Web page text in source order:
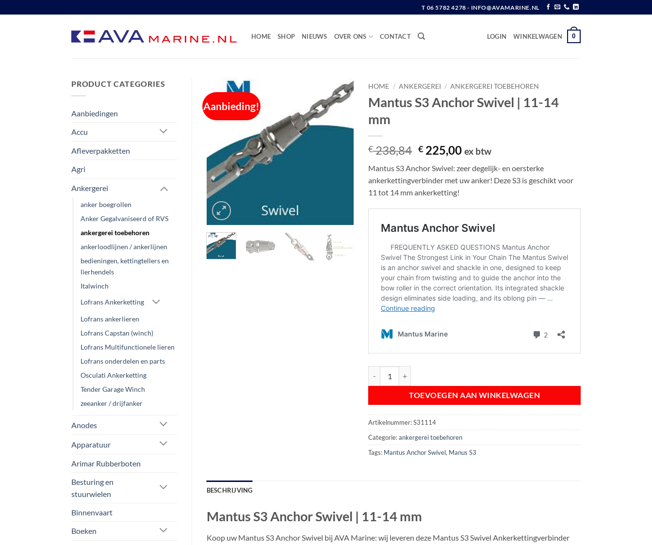
naar
T 06 5782 4278 - INFO@AVAMARINE.NL
HOME SHOP NIEUWS OVER ONS CONTACT LOGIN WINKELWAGEN 0
PRODUCT CATEGORIES
Aanbiedingen
Accu
Afleverpakketten
Agri
Ankergerei
anker boegrollen
Anker Gegalvaniseerd of RVS
ankergerei toebehoren
ankerloodlijnen / ankerlijnen
bedieningen, kettingtellers en
lierhendels
Italwinch
Lofrans Ankerketting
Lofrans ankerlieren
Lofrans Capstan (winch)
Lofrans Multifunctionele lieren
Lofrans onderdelen en parts
Osculati Ankerketting
Tender Garage Winch
zeeanker / drijfanker
Anodes
Apparatuur
Arimar Rubberboten
Besturing en
stuurwielen
Binnenvaart
Boeken
Aanbieding!
HOME / ANKERGEREI / ANKERGEREI TOEBEHOREN
Mantus S3 Anchor Swivel | 11-14
mm
€238,84 Oorspronkelijke
was:
€ 238,84.
€225,00Huidige
is:
€ 225,00.
ex btw
Mantus S3 Anchor Swivel: zeer degelijk- en oersterke
ankerkettingverbinder met uw anker! Deze S3 is geschikt voor
11 tot 14 mm ankerketting!
TOEVOEGEN AAN WINKELWAGEN
Artikelnummer:S31114
Categorie:ankergerei toebehoren
Tags: Mantus Anchor Swivel, Manus S3
BESCHRIJVING
Mantus S3 Anchor Swivel | 11-14 mm
Koop uw Mantus S3 Anchor Swivel bij AVA Marine: wij leveren deze Mantus S3 Swivel Ankerkettingverbinder